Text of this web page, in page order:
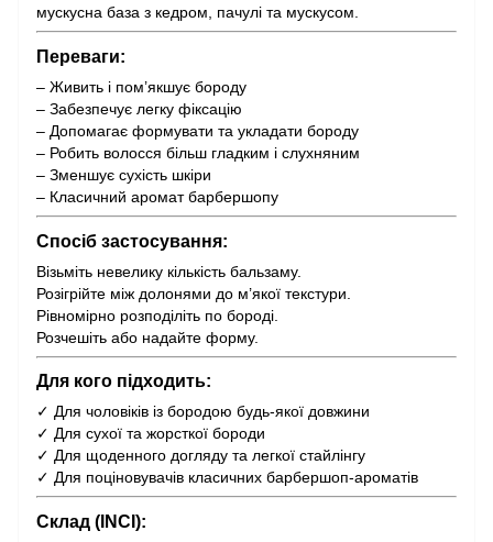
мускусна база з кедром, пачулі та мускусом.
Переваги:
– Живить і пом’якшує бороду
– Забезпечує легку фіксацію
– Допомагає формувати та укладати бороду
– Робить волосся більш гладким і слухняним
– Зменшує сухість шкіри
– Класичний аромат барбершопу
Спосіб застосування:
Візьміть невелику кількість бальзаму.
Розігрійте між долонями до м’якої текстури.
Рівномірно розподіліть по бороді.
Розчешіть або надайте форму.
Для кого підходить:
✓ Для чоловіків із бородою будь-якої довжини
✓ Для сухої та жорсткої бороди
✓ Для щоденного догляду та легкої стайлінгу
✓ Для поціновувачів класичних барбершоп-ароматів
Склад (INCI):